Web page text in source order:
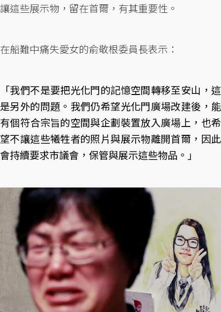
讓這些展示物，留在首爾，有其重要性。
在船難中痛失愛女的俞敬根委員長表示：
「我們不是要把光化門的記憶空間轉移至安山，這
是另外的問題。我們仍希望光化門廣場改建後，能
有個符合宗旨的空間與企劃裝置放入廣場上，也希
望不讓這些犧牲者的照片與展示物離開首爾，因此
會持續要求市議會，保管與展示這些物品。」